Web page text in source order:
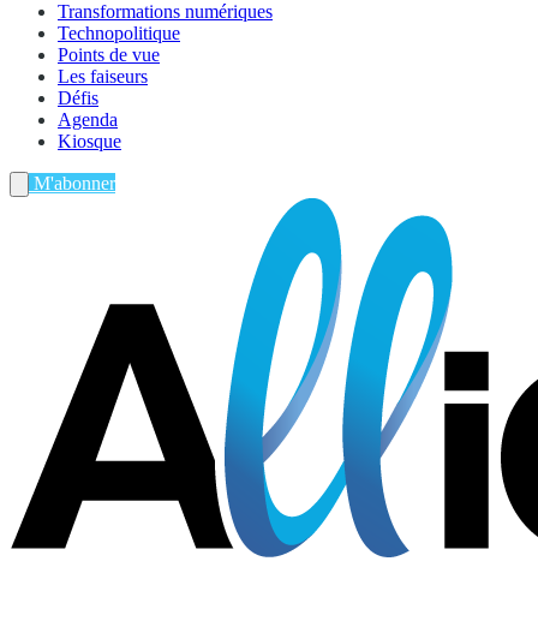
Transformations numériques
Technopolitique
Points de vue
Les faiseurs
Défis
Agenda
Kiosque
M'abonner